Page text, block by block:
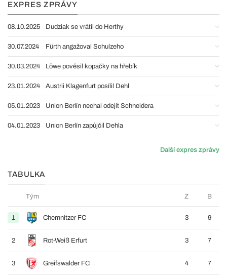
EXPRES ZPRÁVY
08.10.2025 Dudziak se vrátil do Herthy
30.07.2024 Fürth angažoval Schulzeho
30.03.2024 Löwe pověsil kopačky na hřebík
23.01.2024 Austrii Klagenfurt posílil Dehl
05.01.2023 Union Berlín nechal odejít Schneidera
04.01.2023 Union Berlín zapůjčil Dehla
Další expres zprávy
TABULKA
Tým Z B
1 Chemnitzer FC 3 9
2 Rot-Weiß Erfurt 3 7
3 Greifswalder FC 4 7